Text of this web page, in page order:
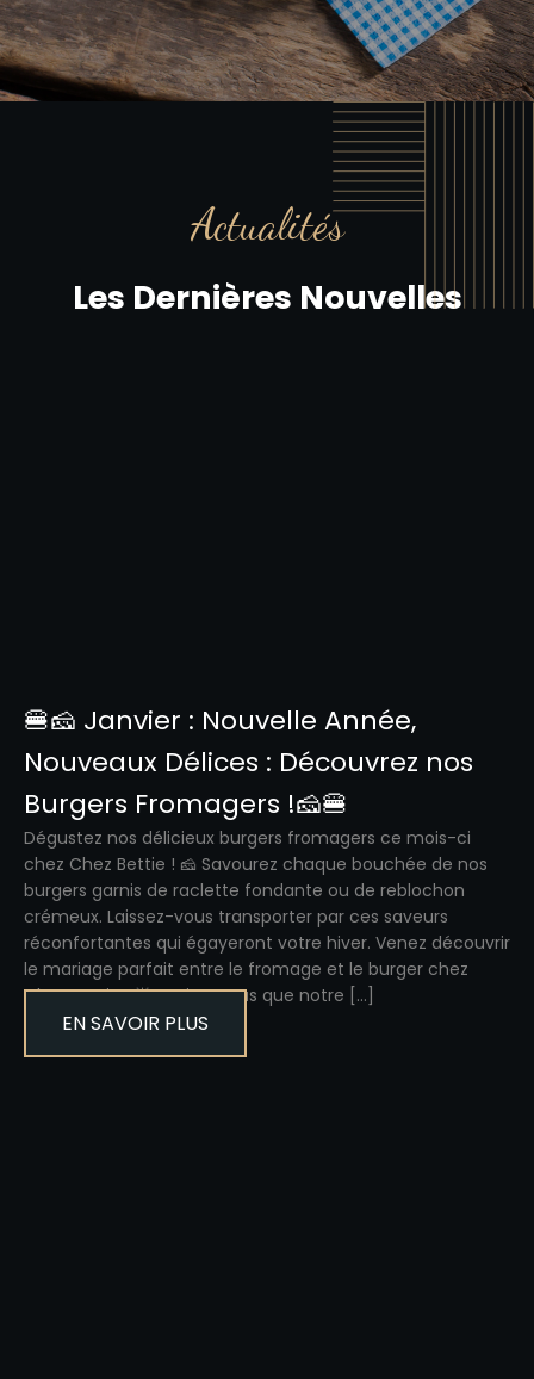
Actualités
Les Dernières Nouvelles
🍔🧀 Janvier : Nouvelle Année,
Nouveaux Délices : Découvrez nos
Burgers Fromagers !🧀🍔
Dégustez nos délicieux burgers fromagers ce mois-ci
chez Chez Bettie ! 🧀 Savourez chaque bouchée de nos
burgers garnis de raclette fondante ou de reblochon
crémeux. Laissez-vous transporter par ces saveurs
réconfortantes qui égayeront votre hiver. Venez découvrir
le mariage parfait entre le fromage et le burger chez
Chez Bettie ! 🌟 Saviez-vous que notre […]
EN SAVOIR PLUS